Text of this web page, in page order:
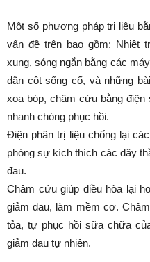
Một số phương pháp trị liệu
vấn đề trên bao gồm: Nhiệt
xung, sóng ngắn bằng các
dãn cột sống cổ, và những
xoa bóp, châm cứu bằng
nhanh chóng phục hồi.
Điện phân trị liệu chống lại
phóng sự kích thích các dây
đau.
Châm cứu giúp điều hòa lại
giảm đau, làm mềm cơ.
tỏa, tự phục hồi sữa chữa
giảm đau tự nhiên.